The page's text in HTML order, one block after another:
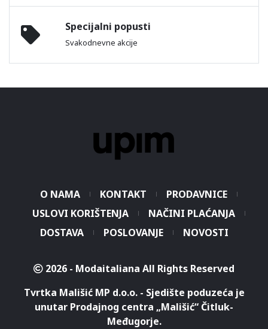
Specijalni popusti
Svakodnevne akcije
O NAMA KONTAKT
PRODAVNICE
USLOVI KORIŠTENJA
NAČINI PLAĆANJA
DOSTAVA
POSLOVANJE NOVOSTI
2026 - Modaitaliana All Rights Reserved
Tvrtka Mališić MP d.o.o. - Sjedište poduzeća je
unutar Prodajnog centra „Mališić“ Čitluk-
Međugorje.